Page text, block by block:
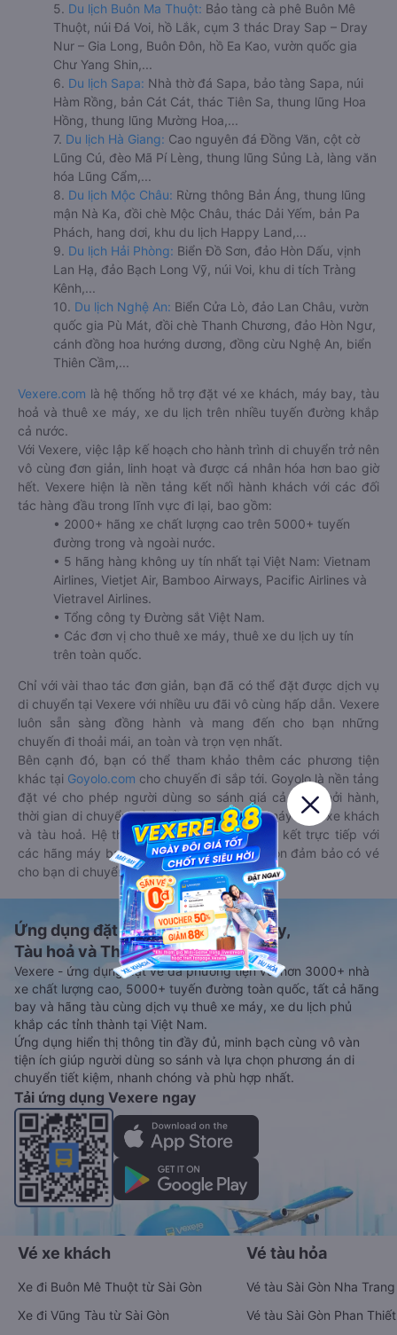
5. Du lịch Buôn Ma Thuột: Bảo tàng cà phê Buôn Mê
Thuột, núi Đá Voi, hồ Lắk, cụm 3 thác Dray Sap – Dray
Nur – Gia Long, Buôn Đôn, hồ Ea Kao, vườn quốc gia
Chư Yang Shin,...
6. Du lịch Sapa: Nhà thờ đá Sapa, bảo tàng Sapa, núi
Hàm Rồng, bản Cát Cát, thác Tiên Sa, thung lũng Hoa
Hồng, thung lũng Mường Hoa,...
7. Du lịch Hà Giang: Cao nguyên đá Đồng Văn, cột cờ
Lũng Cú, đèo Mã Pí Lèng, thung lũng Sủng Là, làng văn
hóa Lũng Cẩm,...
8. Du lịch Mộc Châu: Rừng thông Bản Áng, thung lũng
mận Nà Ka, đồi chè Mộc Châu, thác Dải Yếm, bản Pa
Phách, hang dơi, khu du lịch Happy Land,...
9. Du lịch Hải Phòng: Biển Đồ Sơn, đảo Hòn Dấu, vịnh
Lan Hạ, đảo Bạch Long Vỹ, núi Voi, khu di tích Tràng
Kênh,...
10. Du lịch Nghệ An: Biển Cửa Lò, đảo Lan Châu, vườn
quốc gia Pù Mát, đồi chè Thanh Chương, đảo Hòn Ngư,
cánh đồng hoa hướng dương, đồng cừu Nghệ An, biển
Thiên Cầm,...
Vexere.com là hệ thống hỗ trợ đặt vé xe khách, máy bay, tàu
hoả và thuê xe máy, xe du lịch trên nhiều tuyến đường khắp
cả nước.
Với Vexere, việc lập kế hoạch cho hành trình di chuyển trở nên
vô cùng đơn giản, linh hoạt và được cá nhân hóa hơn bao giờ
hết. Vexere hiện là nền tảng kết nối hành khách với các đối
tác hàng đầu trong lĩnh vực đi lại, bao gồm:
• 2000+ hãng xe chất lượng cao trên 5000+ tuyến
đường trong và ngoài nước.
• 5 hãng hàng không uy tín nhất tại Việt Nam: Vietnam
Airlines, Vietjet Air, Bamboo Airways, Pacific Airlines và
Vietravel Airlines.
• Tổng công ty Đường sắt Việt Nam.
• Các đơn vị cho thuê xe máy, thuê xe du lịch uy tín
trên toàn quốc.
Chỉ với vài thao tác đơn giản, bạn đã có thể đặt được dịch vụ
di chuyển tại Vexere với nhiều ưu đãi vô cùng hấp dẫn. Vexere
luôn sẵn sàng đồng hành và mang đến cho bạn những
chuyến đi thoải mái, an toàn và trọn vẹn nhất.
Bên cạnh đó, bạn có thể tham khảo thêm các phương tiện
khác tại Goyolo.com cho chuyến đi sắp tới. Goyolo là nền tảng
đặt vé cho phép người dùng so sánh giá cả, giờ khởi hành,
thời gian di chuyển của nhiều phương tiện máy bay, xe khách
và tàu hoả. Hệ thống của Goyolo được liên kết trực tiếp với
các hãng máy bay, xe khách và tàu hoả, luôn đảm bảo có vé
cho bạn di chuyển.
Ứng dụng đặt vé Xe khách, Máy bay,
Tàu hoả và Thuê xe
Vexere - ứng dụng đặt vé đa phương tiện với hơn 3000+ nhà
xe chất lượng cao, 5000+ tuyến đường toàn quốc, tất cả hãng
bay và hãng tàu cùng dịch vụ thuê xe máy, xe du lịch phủ
khắp các tỉnh thành tại Việt Nam.
Ứng dụng hiển thị thông tin đầy đủ, minh bạch cùng vô vàn
tiện ích giúp người dùng so sánh và lựa chọn phương án di
chuyển tiết kiệm, nhanh chóng và phù hợp nhất.
Tải ứng dụng Vexere ngay
Vé xe khách
Xe đi Buôn Mê Thuột từ Sài Gòn
Xe đi Vũng Tàu từ Sài Gòn
Vé tàu hỏa
Vé tàu Sài Gòn Nha Trang
Vé tàu Sài Gòn Phan Thiết